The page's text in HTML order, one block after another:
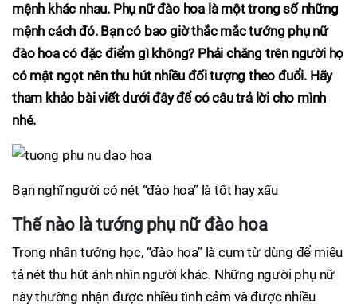
mệnh khác nhau. Phụ nữ đào hoa là một trong số những
mệnh cách đó. Bạn có bao giờ thắc mắc tướng phụ nữ
đào hoa có đặc điểm gì không? Phải chăng trên người họ
có mật ngọt nên thu hút nhiều đối tượng theo đuổi. Hãy
tham khảo bài viết dưới đây để có câu trả lời cho mình
nhé.
Bạn nghĩ người có nét “đào hoa” là tốt hay xấu
Thế nào là tướng phụ nữ đào hoa
Trong nhân tướng học, “đào hoa” là cụm từ dùng để miêu
tả nét thu hút ánh nhìn người khác. Những người phụ nữ
này thường nhận được nhiều tình cảm và được nhiều